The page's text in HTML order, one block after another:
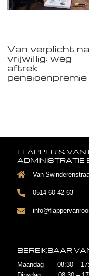
Van verplicht
vrijwillig: weg
aftrek
pensioenpremie
FLAPPER & VAN
ADMINISTRATIE
Van
0514 60 42 63
BEREIKBAAR
Maandag 08:30 –